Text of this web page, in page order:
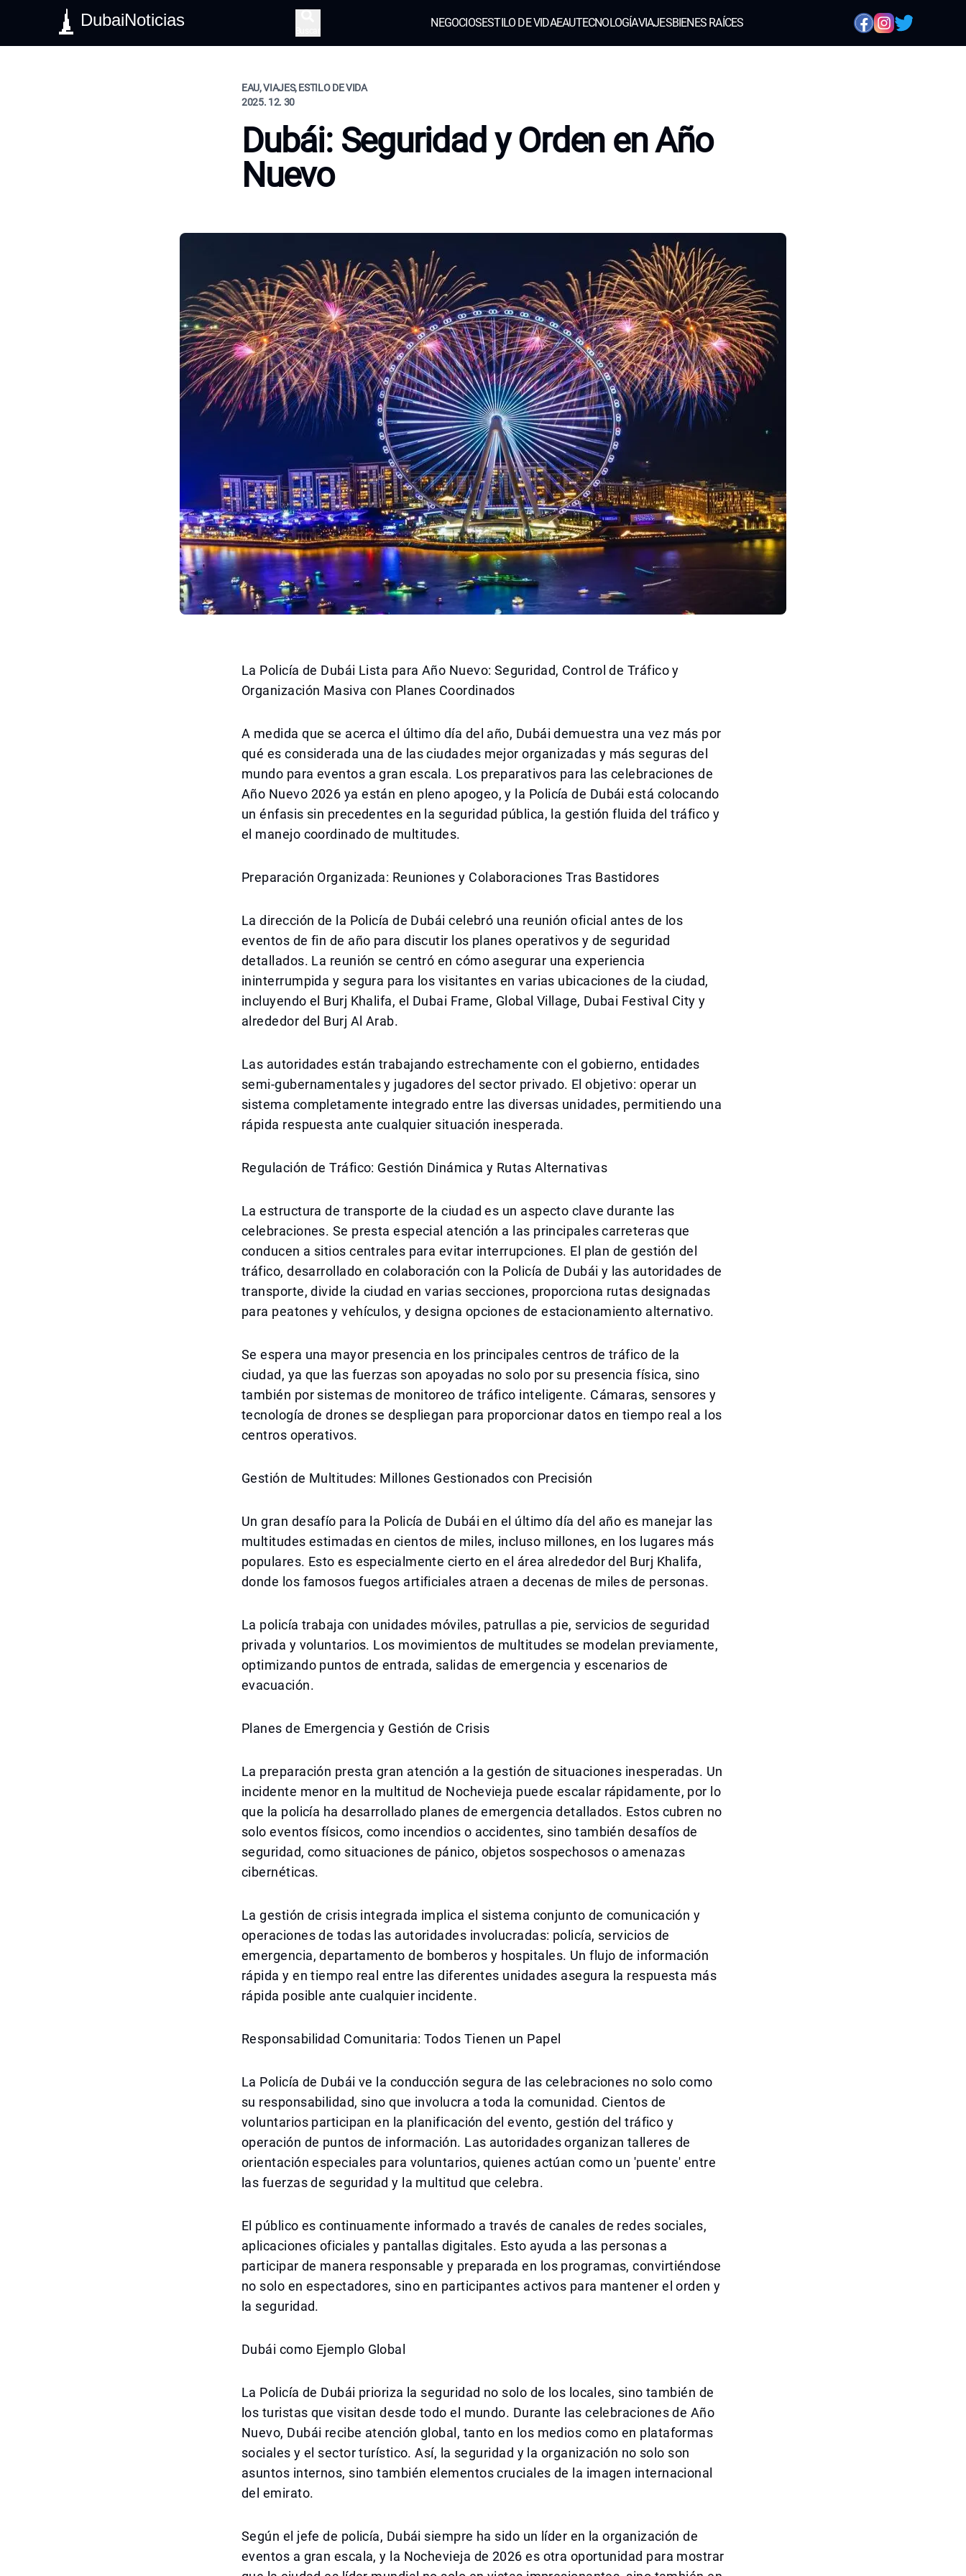
DubaiNoticias NEGOCIOSESTILO DE VIDAEAUTECNOLOGÍAVIAJESBIENES RAÍCES
EAU, VIAJES, ESTILO DE VIDA
2025. 12. 30
Dubái: Seguridad y Orden en Año
Nuevo
La Policía de Dubái Lista para Año Nuevo: Seguridad, Control de Tráfico y
Organización Masiva con Planes Coordinados
A medida que se acerca el último día del año, Dubái demuestra una vez más por
qué es considerada una de las ciudades mejor organizadas y más seguras del
mundo para eventos a gran escala. Los preparativos para las celebraciones de
Año Nuevo 2026 ya están en pleno apogeo, y la Policía de Dubái está colocando
un énfasis sin precedentes en la seguridad pública, la gestión fluida del tráfico y
el manejo coordinado de multitudes.
Preparación Organizada: Reuniones y Colaboraciones Tras Bastidores
La dirección de la Policía de Dubái celebró una reunión oficial antes de los
eventos de fin de año para discutir los planes operativos y de seguridad
detallados. La reunión se centró en cómo asegurar una experiencia
ininterrumpida y segura para los visitantes en varias ubicaciones de la ciudad,
incluyendo el Burj Khalifa, el Dubai Frame, Global Village, Dubai Festival City y
alrededor del Burj Al Arab.
Las autoridades están trabajando estrechamente con el gobierno, entidades
semi-gubernamentales y jugadores del sector privado. El objetivo: operar un
sistema completamente integrado entre las diversas unidades, permitiendo una
rápida respuesta ante cualquier situación inesperada.
Regulación de Tráfico: Gestión Dinámica y Rutas Alternativas
La estructura de transporte de la ciudad es un aspecto clave durante las
celebraciones. Se presta especial atención a las principales carreteras que
conducen a sitios centrales para evitar interrupciones. El plan de gestión del
tráfico, desarrollado en colaboración con la Policía de Dubái y las autoridades de
transporte, divide la ciudad en varias secciones, proporciona rutas designadas
para peatones y vehículos, y designa opciones de estacionamiento alternativo.
Se espera una mayor presencia en los principales centros de tráfico de la
ciudad, ya que las fuerzas son apoyadas no solo por su presencia física, sino
también por sistemas de monitoreo de tráfico inteligente. Cámaras, sensores y
tecnología de drones se despliegan para proporcionar datos en tiempo real a los
centros operativos.
Gestión de Multitudes: Millones Gestionados con Precisión
Un gran desafío para la Policía de Dubái en el último día del año es manejar las
multitudes estimadas en cientos de miles, incluso millones, en los lugares más
populares. Esto es especialmente cierto en el área alrededor del Burj Khalifa,
donde los famosos fuegos artificiales atraen a decenas de miles de personas.
La policía trabaja con unidades móviles, patrullas a pie, servicios de seguridad
privada y voluntarios. Los movimientos de multitudes se modelan previamente,
optimizando puntos de entrada, salidas de emergencia y escenarios de
evacuación.
Planes de Emergencia y Gestión de Crisis
La preparación presta gran atención a la gestión de situaciones inesperadas. Un
incidente menor en la multitud de Nochevieja puede escalar rápidamente, por lo
que la policía ha desarrollado planes de emergencia detallados. Estos cubren no
solo eventos físicos, como incendios o accidentes, sino también desafíos de
seguridad, como situaciones de pánico, objetos sospechosos o amenazas
cibernéticas.
La gestión de crisis integrada implica el sistema conjunto de comunicación y
operaciones de todas las autoridades involucradas: policía, servicios de
emergencia, departamento de bomberos y hospitales. Un flujo de información
rápida y en tiempo real entre las diferentes unidades asegura la respuesta más
rápida posible ante cualquier incidente.
Responsabilidad Comunitaria: Todos Tienen un Papel
La Policía de Dubái ve la conducción segura de las celebraciones no solo como
su responsabilidad, sino que involucra a toda la comunidad. Cientos de
voluntarios participan en la planificación del evento, gestión del tráfico y
operación de puntos de información. Las autoridades organizan talleres de
orientación especiales para voluntarios, quienes actúan como un 'puente' entre
las fuerzas de seguridad y la multitud que celebra.
El público es continuamente informado a través de canales de redes sociales,
aplicaciones oficiales y pantallas digitales. Esto ayuda a las personas a
participar de manera responsable y preparada en los programas, convirtiéndose
no solo en espectadores, sino en participantes activos para mantener el orden y
la seguridad.
Dubái como Ejemplo Global
La Policía de Dubái prioriza la seguridad no solo de los locales, sino también de
los turistas que visitan desde todo el mundo. Durante las celebraciones de Año
Nuevo, Dubái recibe atención global, tanto en los medios como en plataformas
sociales y el sector turístico. Así, la seguridad y la organización no solo son
asuntos internos, sino también elementos cruciales de la imagen internacional
del emirato.
Según el jefe de policía, Dubái siempre ha sido un líder en la organización de
eventos a gran escala, y la Nochevieja de 2026 es otra oportunidad para mostrar